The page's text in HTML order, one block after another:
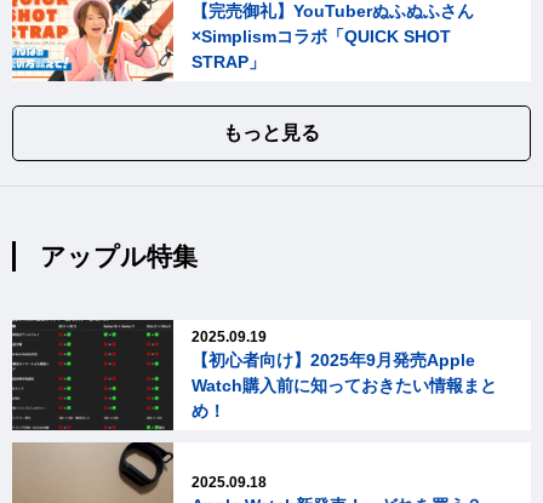
【完売御礼】YouTuberぬふぬふさん
×Simplismコラボ「QUICK SHOT
STRAP」
もっと見る
アップル特集
2025.09.19
【初心者向け】2025年9月発売Apple
Watch購入前に知っておきたい情報まと
め！
2025.09.18